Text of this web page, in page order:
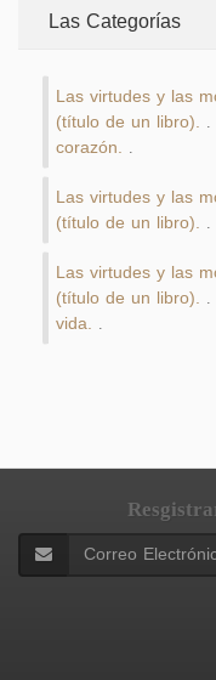
Las Categorías
Las virtudes y las
(título de un libro).
corazón.
Las virtudes y las
(título de un libro).
Las virtudes y las
(título de un libro).
vida.